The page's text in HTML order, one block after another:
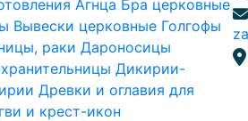
Агнца Бра церковные
Вывески церковные Голгофы
раки Дароносицы
Дикирии-
Древки и оглавия для
и крест-икон